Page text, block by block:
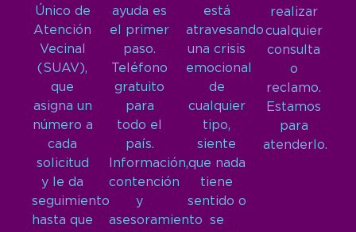
Único de
Atención
Vecinal
(SUAV),
que
asigna un
número a
cada
solicitud
y le da
seguimiento
hasta que
ayuda es
el primer
paso.
Teléfono
gratuito
para
todo el
país.
Información,
contención
y
asesoramiento
está
atravesando
una crisis
emocional
de
cualquier
tipo,
siente
que nada
tiene
sentido o
se
realizar
cualquier
consulta
o
reclamo.
Estamos
para
atenderlo.